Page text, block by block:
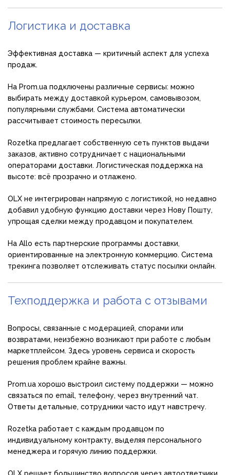
Логистика и доставка
Эффективная доставка — критичный аспект для успеха
продаж.
На Prom.ua подключены различные сервисы: можно
выбирать между доставкой курьером, самовывозом,
популярными службами. Система автоматически
рассчитывает стоимость пересылки.
Rozetka предлагает собственную сеть пунктов выдачи
заказов, активно сотрудничает с национальными
операторами доставки. Логистическая поддержка на
высоте: всё прозрачно и отлажено.
OLX не интегрирован напрямую с логистикой, но недавно
добавил удобную функцию доставки через Нову Пошту,
упрощая сделки между продавцом и покупателем.
На Allo есть партнерские программы доставки,
ориентированные на электронную коммерцию. Система
трекинга позволяет отслеживать статус посылки онлайн.
Техподдержка и работа с отзывами
Вопросы, связанные с модерацией, спорами или
возвратами, неизбежно возникают при работе с любым
маркетплейсом. Здесь уровень сервиса и скорость
решения проблем крайне важны.
Prom.ua хорошо выстроил систему поддержки — можно
связаться по email, телефону, через внутренний чат.
Ответы детальные, сотрудники часто идут навстречу.
Rozetka работает с каждым продавцом по
индивидуальному контракту, выделяя персонального
менеджера и горячую линию поддержки.